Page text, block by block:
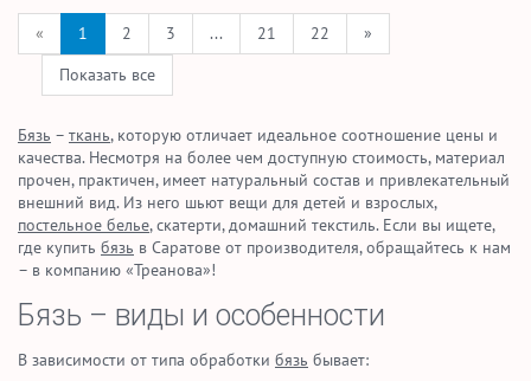
« 1 2 3 ... 21 22
»
Показать все
Бязь – ткань, которую отличает идеальное соотношение цены и
качества. Несмотря на более чем доступную стоимость, материал
прочен, практичен, имеет натуральный состав и привлекательный
внешний вид. Из него шьют вещи для детей и взрослых,
постельное белье, скатерти, домашний текстиль. Если вы ищете,
где купить бязь в Саратове от производителя, обращайтесь к нам
– в компанию «Треанова»!
Бязь – виды и особенности
В зависимости от типа обработки бязь бывает: